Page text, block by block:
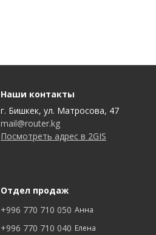
Наши контакты
г. Бишкек, ул. Матросова, 47
mail@router.kg
Посмотреть адрес в 2GIS
Отдел продаж
+996 770 710 050 Анна
+996 770 710 040 Елена